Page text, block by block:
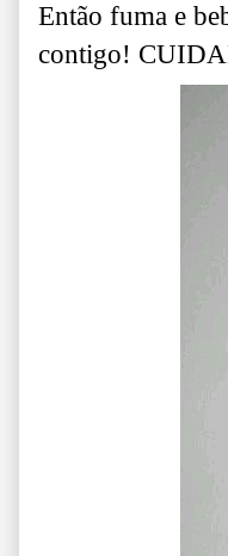
Então fuma e
contigo!